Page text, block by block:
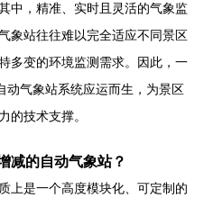
中，精准、实时且灵活的气象监
象站往往难以完全适应不同景区
多变的环境监测需求。因此，一
动气象站系统应运而生，为景区
的技术支撑。
减的自动气象站？
上是一个高度模块化、可定制的